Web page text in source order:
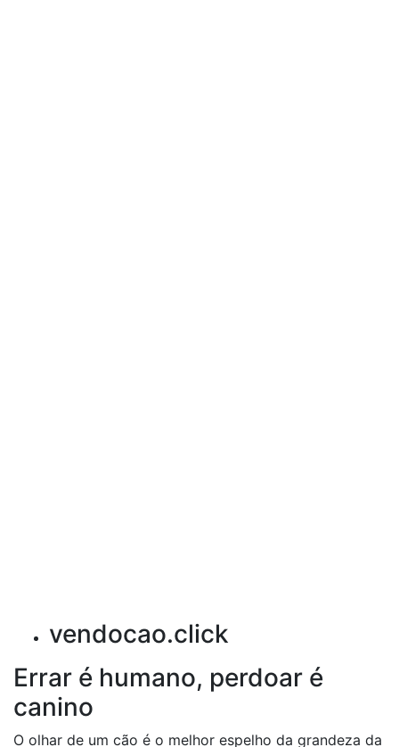
vendocao.click
Errar é humano, perdoar é
canino
O olhar de um cão é o melhor espelho da grandeza da